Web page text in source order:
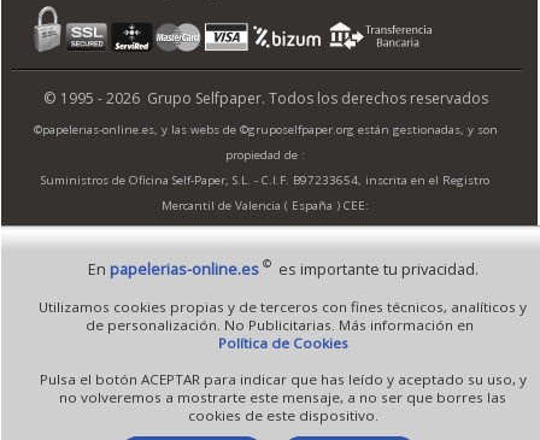
© 1995 - 2026 Grupo Selfpaper. Todos los derechos reservados
©papelerias-online.es, y las webs de ©gruposelfpaper.org están gestionadas, y son
propiedad de :
Suministros de Oficina Self-Paper, S.L. - C.I.F. B97233654, inscrita en el Registro
Mercantil de Valencia ( España ) CEE:
Tomo 7263, Libro 4565, Folio 1, Sección 8, Hoja V-85203.
Móvil / Tablet - Bot mozilla/5.0 (linux; android 14; pixel 8)
applewebkit/537.36 (khtml, like gecko) chrome/131.0.0.0 mobile
Chrome
Ip: 216.73.217.126 -
↑ 934 → 467 ppp
En papelerias-online.es©es importante tu privacidad.
Utilizamos cookies propias y de terceros con fines técnicos, analíticos y
de personalización. No Publicitarias. Más información en
Política de Cookies
Pulsa el botón ACEPTAR para indicar que has leído y aceptado su uso, y
no volveremos a mostrarte este mensaje, a no ser que borres las
cookies de este dispositivo.